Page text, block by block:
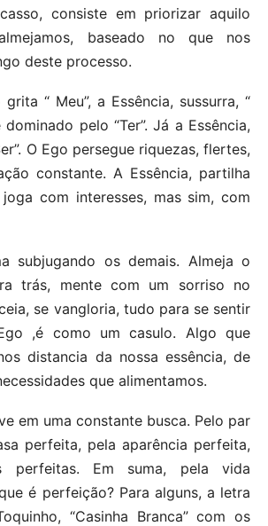
consiste em priorizar aquilo
baseado no que nos
deste processo.
“ Meu”, a Essência, sussurra, “
dominado pelo “Ter”. Já a Essência,
O Ego persegue riquezas, flertes,
constante. A Essência, partilha
com interesses, mas sim, com
subjugando os demais. Almeja o
trás, mente com um sorriso no
se vangloria, tudo para se sentir
,é como um casulo. Algo que
distancia da nossa essência, de
que alimentamos.
em uma constante busca. Pelo par
perfeita, pela aparência perfeita,
perfeitas. Em suma, pela vida
é perfeição? Para alguns, a letra
“Casinha Branca” com os